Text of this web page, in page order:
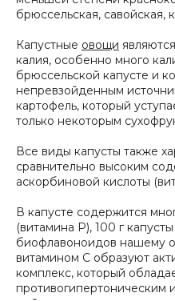
брюссельская, савойская,
Капустные овощи
калия, особенно много
брюссельской капусте и
непревзойденным
картофель, который
только некоторым
Все виды капусты также
сравнительно высоким
аскорбиновой кислоты
В капусте содержится
(витамина Р), 100 г
биофлавоноидов нашему
витамином С образуют
комплекс, который
противогипертоническим